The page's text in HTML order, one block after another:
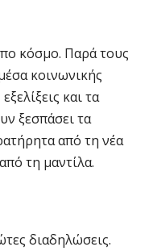
κόσμο. Παρά τους
κοινωνικής
και τα
ξεσπάσει τα
από τη νέα
τη μαντίλα.
διαδηλώσεις.